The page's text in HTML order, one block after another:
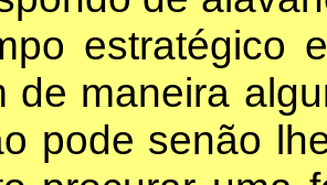
estratégico
de maneira
pode senão